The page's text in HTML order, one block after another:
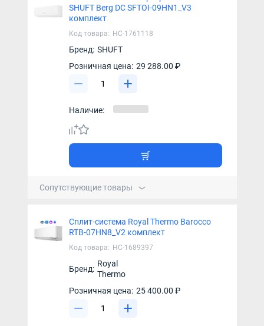
SHUFT Berg DC SFTOI-09HN1_V3
комплект
Код товара: НС-1761118
Бренд: SHUFT
Розничная цена: 29 288.00 ₽
Наличие:
Сопутствующие товары
Сплит-система Royal Thermo Barocco
RTB-07HN8_V2 комплект
Код товара: НС-1689397
Бренд:
Royal
Thermo
Розничная цена: 25 400.00 ₽